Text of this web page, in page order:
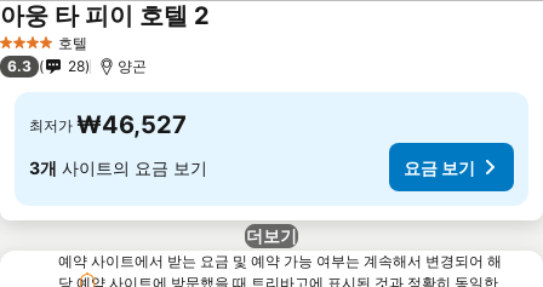
4 성급 호텔
아웅 타 피이 호텔 2
6.3 28 양곤
최저가 ₩46,527
3개 사이트의 요금 보기 요금 보기
더보기
예약 사이트에서 받는 요금 및 예약 가능 여부는 계속해서 변경되어 해
당 예약 사이트에 방문했을 때 트리바고에 표시된 것과 정확히 동일한